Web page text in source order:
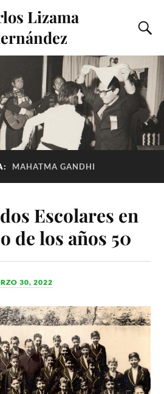
Lizama
MAHATMA GANDHI
Escolares en
de los años 50
30, 2022